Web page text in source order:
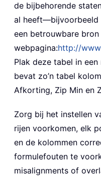
de bijbehorende
al heeft—bijvoorbeeld
een betrouwbare
webpagina:http://
Plak deze tabel in
bevat zo’n tabel
Afkorting, Zip Min en
Zorg bij het instellen
rijen voorkomen, elk
en de kolommen
formulefouten te
misalignments of